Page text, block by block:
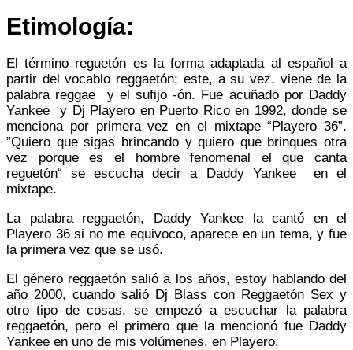
Etimología:
El término reguetón es la forma adaptada al español a
partir del vocablo reggaetón; este, a su vez, viene de la
palabra reggae y el sufijo -ón. Fue acuñado por Daddy
Yankee y Dj Playero en Puerto Rico en 1992, donde se
menciona por primera vez en el mixtape “Playero 36”.​
”Quiero que sigas brincando y quiero que brinques otra
vez porque es el hombre fenomenal el que canta
reguetón“ se escucha decir a Daddy Yankee en el
mixtape.
La palabra reggaetón, Daddy Yankee la cantó en el
Playero 36 si no me equivoco, aparece en un tema, y fue
la primera vez que se usó.
El género reggaetón salió a los años, estoy hablando del
año 2000, cuando salió Dj Blass con Reggaetón Sex y
otro tipo de cosas, se empezó a escuchar la palabra
reggaetón, pero el primero que la mencionó fue Daddy
Yankee en uno de mis volúmenes, en Playero.